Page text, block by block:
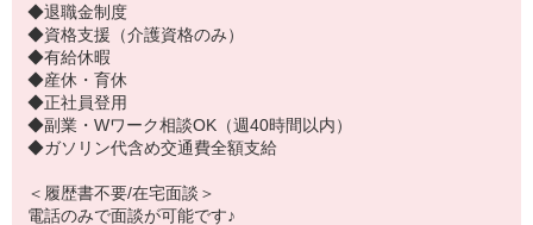
◆退職金制度
◆資格支援（介護資格のみ）
◆有給休暇
◆産休・育休
◆正社員登用
◆副業・Wワーク相談OK（週40時間以内）
◆ガソリン代含め交通費全額支給
＜履歴書不要/在宅面談＞
電話のみで面談が可能です♪